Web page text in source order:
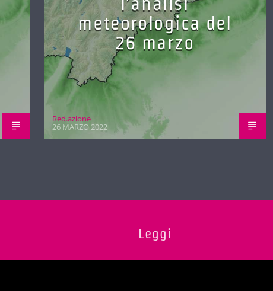
meteorologica del
26 marzo
Red.azione
26 MARZO 2022
Leggi